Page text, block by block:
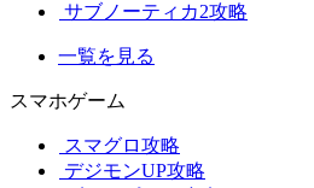
サブノーティカ2攻略
一覧を見る
スマホゲーム
スマグロ攻略
デジモンUP攻略